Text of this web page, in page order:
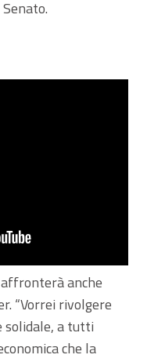
anche
“Vorrei rivolgere
solidale, a tutti
che la